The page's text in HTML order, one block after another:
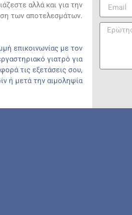
αλλά και για την
των αποτελεσμάτων.
επικοινωνίας με τον
γιατρό για
τις εξετάσεις σου,
ή μετά την αιμοληψία